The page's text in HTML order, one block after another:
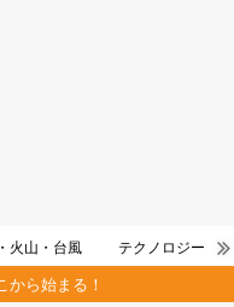
火山・台風 テクノロジー
から始まる！